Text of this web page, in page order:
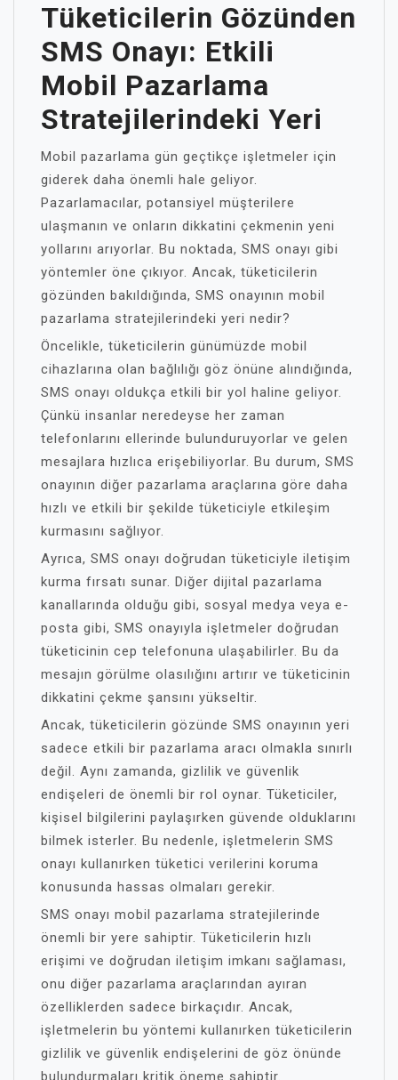
Tüketicilerin Gözünden
SMS Onayı: Etkili
Mobil Pazarlama
Stratejilerindeki Yeri
Mobil pazarlama gün geçtikçe işletmeler için
giderek daha önemli hale geliyor.
Pazarlamacılar, potansiyel müşterilere
ulaşmanın ve onların dikkatini çekmenin yeni
yollarını arıyorlar. Bu noktada, SMS onayı gibi
yöntemler öne çıkıyor. Ancak, tüketicilerin
gözünden bakıldığında, SMS onayının mobil
pazarlama stratejilerindeki yeri nedir?
Öncelikle, tüketicilerin günümüzde mobil
cihazlarına olan bağlılığı göz önüne alındığında,
SMS onayı oldukça etkili bir yol haline geliyor.
Çünkü insanlar neredeyse her zaman
telefonlarını ellerinde bulunduruyorlar ve gelen
mesajlara hızlıca erişebiliyorlar. Bu durum, SMS
onayının diğer pazarlama araçlarına göre daha
hızlı ve etkili bir şekilde tüketiciyle etkileşim
kurmasını sağlıyor.
Ayrıca, SMS onayı doğrudan tüketiciyle iletişim
kurma fırsatı sunar. Diğer dijital pazarlama
kanallarında olduğu gibi, sosyal medya veya e-
posta gibi, SMS onayıyla işletmeler doğrudan
tüketicinin cep telefonuna ulaşabilirler. Bu da
mesajın görülme olasılığını artırır ve tüketicinin
dikkatini çekme şansını yükseltir.
Ancak, tüketicilerin gözünde SMS onayının yeri
sadece etkili bir pazarlama aracı olmakla sınırlı
değil. Aynı zamanda, gizlilik ve güvenlik
endişeleri de önemli bir rol oynar. Tüketiciler,
kişisel bilgilerini paylaşırken güvende olduklarını
bilmek isterler. Bu nedenle, işletmelerin SMS
onayı kullanırken tüketici verilerini koruma
konusunda hassas olmaları gerekir.
SMS onayı mobil pazarlama stratejilerinde
önemli bir yere sahiptir. Tüketicilerin hızlı
erişimi ve doğrudan iletişim imkanı sağlaması,
onu diğer pazarlama araçlarından ayıran
özelliklerden sadece birkaçıdır. Ancak,
işletmelerin bu yöntemi kullanırken tüketicilerin
gizlilik ve güvenlik endişelerini de göz önünde
bulundurmaları kritik öneme sahiptir.